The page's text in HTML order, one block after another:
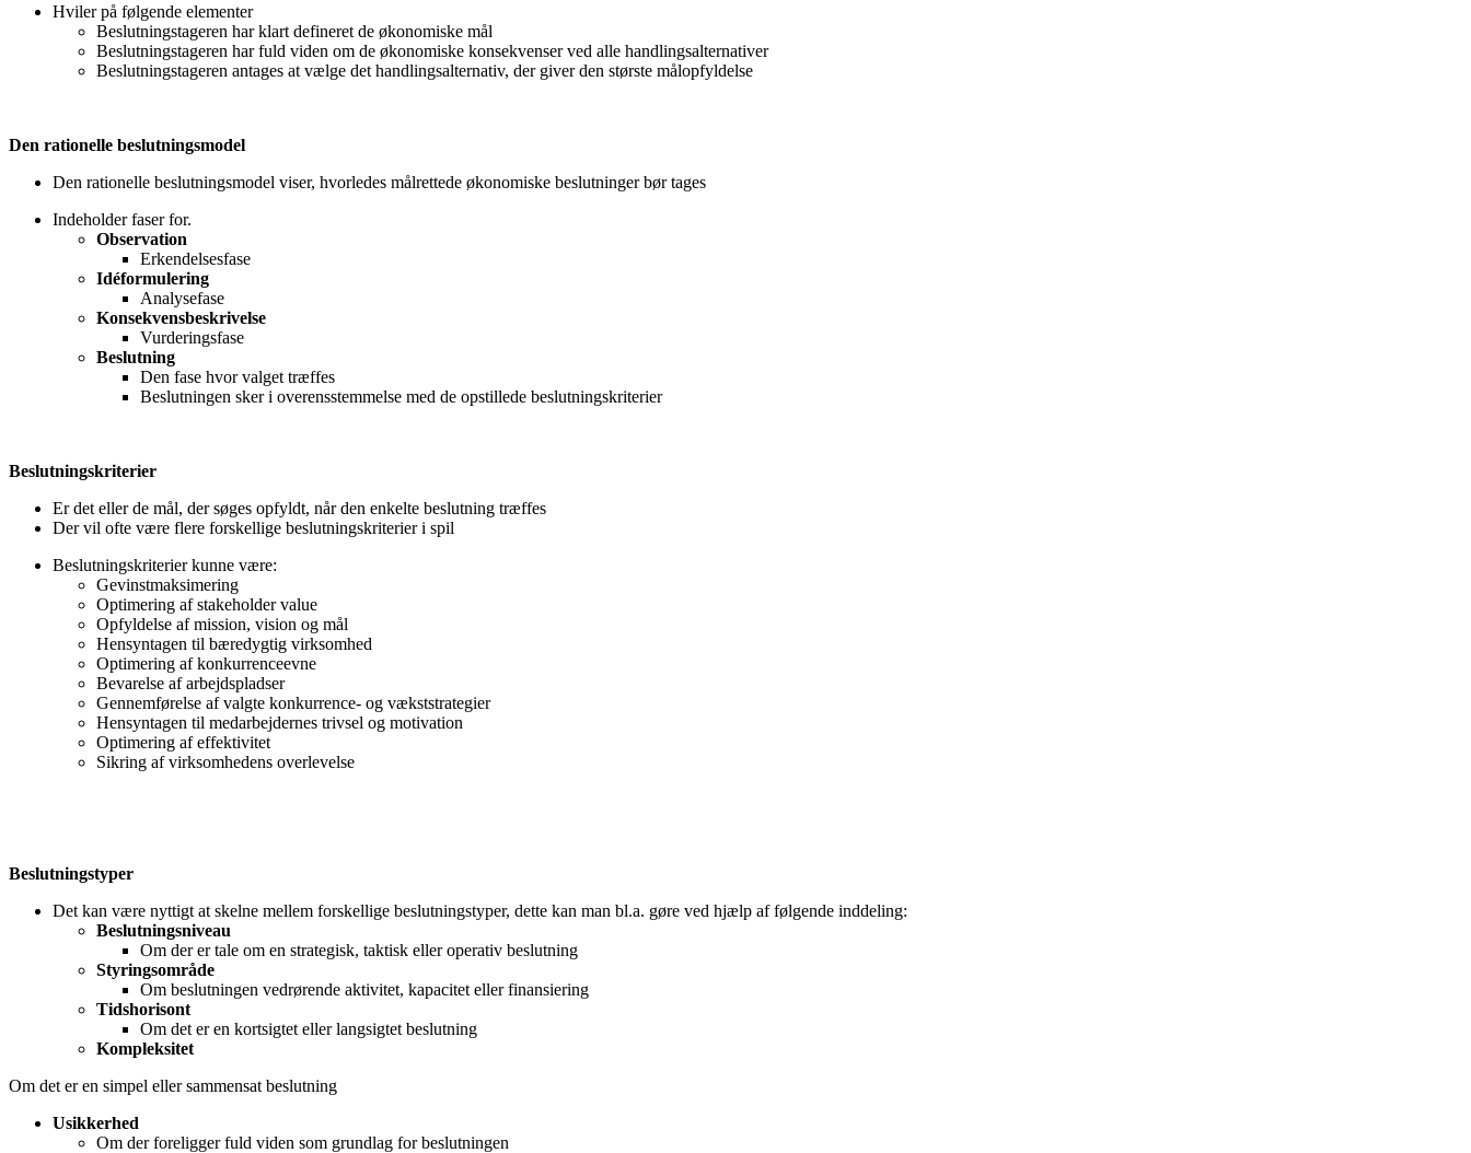
Hviler på følgende elementer
Beslutningstageren har klart defineret de økonomiske mål
Beslutningstageren har fuld viden om de økonomiske konsekvenser ved alle handlingsalternativer
Beslutningstageren antages at vælge det handlingsalternativ, der giver den største målopfyldelse
Den rationelle beslutningsmodel
Den rationelle beslutningsmodel viser, hvorledes målrettede økonomiske beslutninger bør tages
Indeholder faser for.
Observation
Erkendelsesfase
Idéformulering
Analysefase
Konsekvensbeskrivelse
Vurderingsfase
Beslutning
Den fase hvor valget træffes
Beslutningen sker i overensstemmelse med de opstillede beslutningskriterier
Beslutningskriterier
Er det eller de mål, der søges opfyldt, når den enkelte beslutning træffes
Der vil ofte være flere forskellige beslutningskriterier i spil
Beslutningskriterier kunne være:
Gevinstmaksimering
Optimering af stakeholder value
Opfyldelse af mission, vision og mål
Hensyntagen til bæredygtig virksomhed
Optimering af konkurrenceevne
Bevarelse af arbejdspladser
Gennemførelse af valgte konkurrence- og vækststrategier
Hensyntagen til medarbejdernes trivsel og motivation
Optimering af effektivitet
Sikring af virksomhedens overlevelse
Beslutningstyper
Det kan være nyttigt at skelne mellem forskellige beslutningstyper, dette kan man bl.a. gøre ved hjælp af følgende inddeling:
Beslutningsniveau
Om der er tale om en strategisk, taktisk eller operativ beslutning
Styringsområde
Om beslutningen vedrørende aktivitet, kapacitet eller finansiering
Tidshorisont
Om det er en kortsigtet eller langsigtet beslutning
Kompleksitet
Om det er en simpel eller sammensat beslutning
Usikkerhed
Om der foreligger fuld viden som grundlag for beslutningen